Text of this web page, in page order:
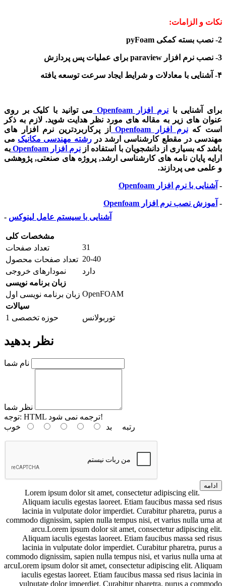
نکات و الزامات:
2- نصب بسته کمکی pyFoam
3- نصب نرم افزار paraview برای عملیات پس پردازش
۴- آشنایی با معادلات و شرایط ایجاد سرعت توسعه یافته
برای آشنایی با نرم افزار Openfoam
می توانید با کلیک بر روی
عنوان های زیر به مقاله های مورد نظر هدایت شوید. لازم به ذکر
است کهنرم افزار Openfoam
از پرکاربردترین نرم افزار های
مهندسی در مقطع کارشناسی ارشد دررشته مهندسی مکانیک می
باشد که بسیاری از دانشجویان با استفاده از نرم افزار Openfoam
به
ارایه پایان نامه های کارشناسی ارشد, پروژه های صنعتی, پژوهشی
و علمی می پردازند.
- آشنایی با نرم افزار Openfoam
- آموزش نصب نرم افزار Openfoam
- آشنایی با سیستم عامل لینوکس
مشخصات کلی
تعداد صفحات
31
تعداد صفحات محصول 20-40
نمودارهای خروجی
دارد
زبان برنامه نویسی
زبان برنامه نویسی اول OpenFOAM
سیالات
حوزه تخصصی 1
توربولانس
نظر بدهید
نام شما
نظر شما
توجه:
HTML ترجمه نمی شود!
رتبه بد خوب
ادامه
Lorem ipsum dolor sit amet, consectetur adipiscing elit.
Aliquam iaculis egestas laoreet. Etiam faucibus massa sed risus
lacinia in vulputate dolor imperdiet. Curabitur pharetra, purus a
commodo dignissim, sapien nulla tempus nisi, et varius nulla urna at
arcu.Lorem ipsum dolor sit amet, consectetur adipiscing elit.
Aliquam iaculis egestas laoreet. Etiam faucibus massa sed risus
lacinia in vulputate dolor imperdiet. Curabitur pharetra, purus a
commodo dignissim, sapien nulla tempus nisi, et varius nulla urna at
arcuLorem ipsum dolor sit amet, consectetur adipiscing elit. Aliquam
iaculis egestas laoreet. Etiam faucibus massa sed risus lacinia in
vulputate dolor imperdiet. Curabitur pharetra, purus a commodo